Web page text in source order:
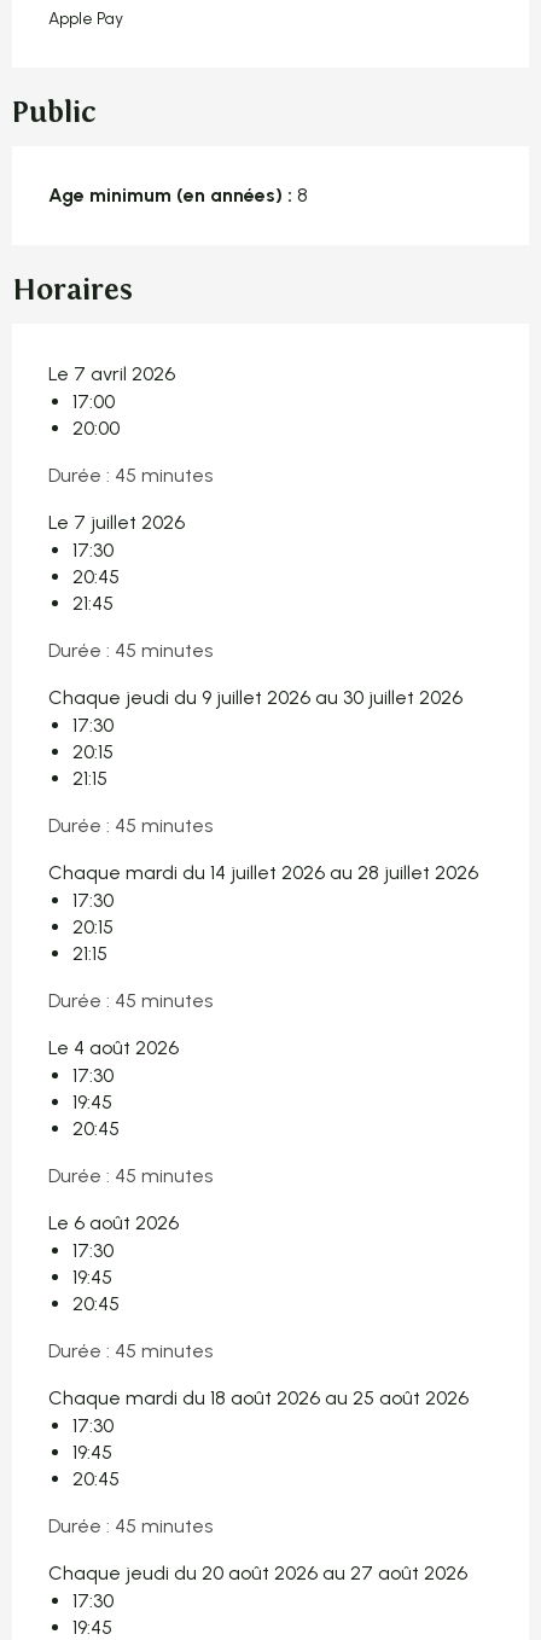
Apple Pay
Public
Age minimum (en années) : 8
Horaires
Le 7 avril 2026
17:00
20:00
Durée : 45 minutes
Le 7 juillet 2026
17:30
20:45
21:45
Durée : 45 minutes
Chaque jeudi du 9 juillet 2026 au 30 juillet 2026
17:30
20:15
21:15
Durée : 45 minutes
Chaque mardi du 14 juillet 2026 au 28 juillet 2026
17:30
20:15
21:15
Durée : 45 minutes
Le 4 août 2026
17:30
19:45
20:45
Durée : 45 minutes
Le 6 août 2026
17:30
19:45
20:45
Durée : 45 minutes
Chaque mardi du 18 août 2026 au 25 août 2026
17:30
19:45
20:45
Durée : 45 minutes
Chaque jeudi du 20 août 2026 au 27 août 2026
17:30
19:45